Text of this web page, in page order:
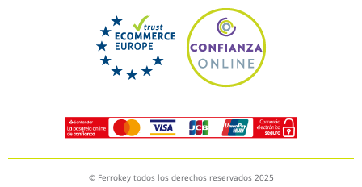
© Ferrokey todos los derechos reservados 2025